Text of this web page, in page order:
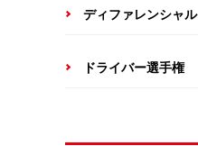
ディファレンシャル
ドライバー選手権